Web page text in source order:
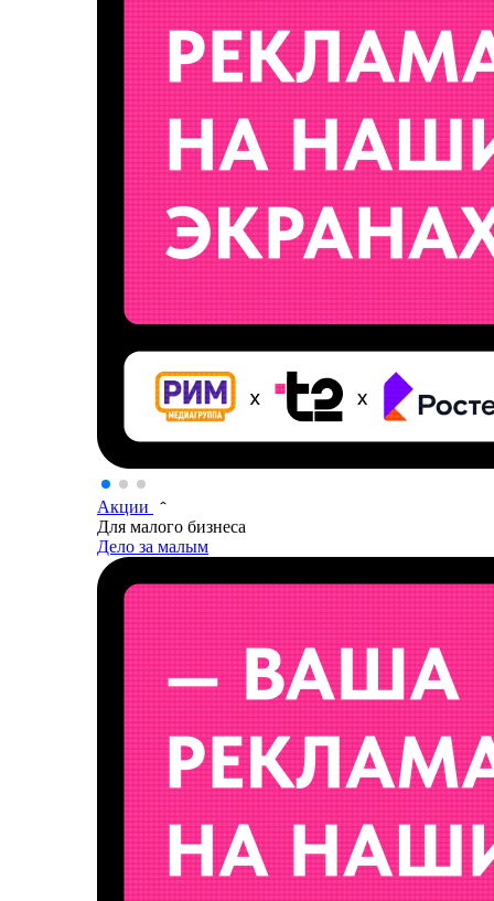
Акции
Для малого бизнеса
Дело за малым